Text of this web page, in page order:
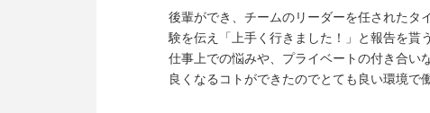
後輩ができ、チームのリーダーを任されたタ
験を伝え「上手く行きました！」と報告を貰
仕事上での悩みや、プライベートの付き合い
良くなるコトができたのでとても良い環境で